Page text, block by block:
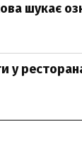
шукає
у